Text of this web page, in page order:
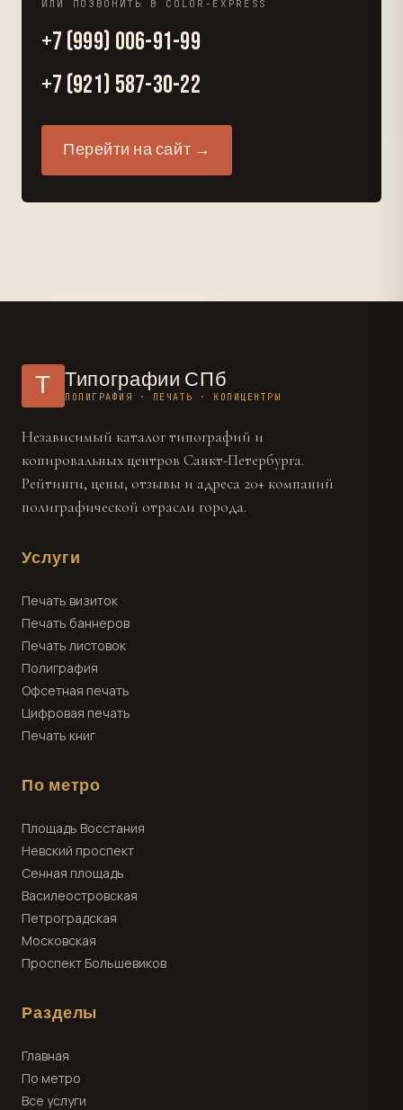
ИЛИ ПОЗВОНИТЬ В COLOR-EXPRESS
+7 (999) 006-91-99
+7 (921) 587-30-22
Перейти на сайт →
Т Типографии СПб
ПОЛИГРАФИЯ · ПЕЧАТЬ · КОПИЦЕНТРЫ
Независимый каталог типографий и
копировальных центров Санкт-Петербурга.
Рейтинги, цены, отзывы и адреса 20+ компаний
полиграфической отрасли города.
Услуги
Печать визиток
Печать баннеров
Печать листовок
Полиграфия
Офсетная печать
Цифровая печать
Печать книг
По метро
Площадь Восстания
Невский проспект
Сенная площадь
Василеостровская
Петроградская
Московская
Проспект Большевиков
Разделы
Главная
По метро
Все услуги